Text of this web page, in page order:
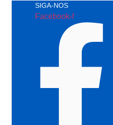
SIGA-NOS
Facebook-f